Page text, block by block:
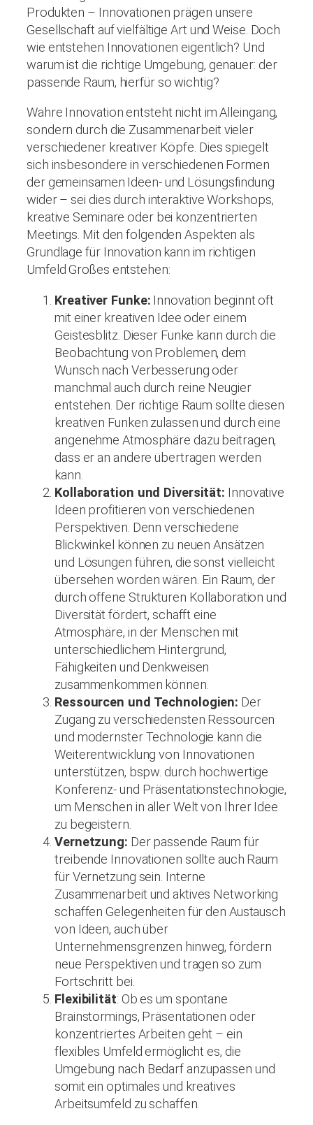
Produkten – Innovationen prägen unsere
Gesellschaft auf vielfältige Art und Weise. Doch
wie entstehen Innovationen eigentlich? Und
warum ist die richtige Umgebung, genauer: der
passende Raum, hierfür so wichtig?
Wahre Innovation entsteht nicht im Alleingang,
sondern durch die Zusammenarbeit vieler
verschiedener kreativer Köpfe. Dies spiegelt
sich insbesondere in verschiedenen Formen
der gemeinsamen Ideen- und Lösungsfindung
wider – sei dies durch interaktive Workshops,
kreative Seminare oder bei konzentrierten
Meetings. Mit den folgenden Aspekten als
Grundlage für Innovation kann im richtigen
Umfeld Großes entstehen:
Kreativer Funke: Innovation beginnt oft
mit einer kreativen Idee oder einem
Geistesblitz. Dieser Funke kann durch die
Beobachtung von Problemen, dem
Wunsch nach Verbesserung oder
manchmal auch durch reine Neugier
entstehen. Der richtige Raum sollte diesen
kreativen Funken zulassen und durch eine
angenehme Atmosphäre dazu beitragen,
dass er an andere übertragen werden
kann.
Kollaboration und Diversität: Innovative
Ideen profitieren von verschiedenen
Perspektiven. Denn verschiedene
Blickwinkel können zu neuen Ansätzen
und Lösungen führen, die sonst vielleicht
übersehen worden wären. Ein Raum, der
durch offene Strukturen Kollaboration und
Diversität fördert, schafft eine
Atmosphäre, in der Menschen mit
unterschiedlichem Hintergrund,
Fähigkeiten und Denkweisen
zusammenkommen können.
Ressourcen und Technologien: Der
Zugang zu verschiedensten Ressourcen
und modernster Technologie kann die
Weiterentwicklung von Innovationen
unterstützen, bspw. durch hochwertige
Konferenz- und Präsentationstechnologie,
um Menschen in aller Welt von Ihrer Idee
zu begeistern.
Vernetzung: Der passende Raum für
treibende Innovationen sollte auch Raum
für Vernetzung sein. Interne
Zusammenarbeit und aktives Networking
schaffen Gelegenheiten für den Austausch
von Ideen, auch über
Unternehmensgrenzen hinweg, fördern
neue Perspektiven und tragen so zum
Fortschritt bei.
Flexibilität: Ob es um spontane
Brainstormings, Präsentationen oder
konzentriertes Arbeiten geht – ein
flexibles Umfeld ermöglicht es, die
Umgebung nach Bedarf anzupassen und
somit ein optimales und kreatives
Arbeitsumfeld zu schaffen.